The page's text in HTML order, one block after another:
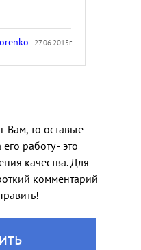
27.06.2015г.
то оставьте
работу - это
качества. Для
комментарий